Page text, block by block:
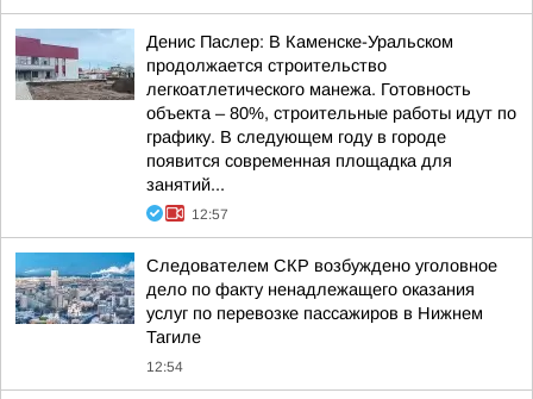
Денис Паслер: В Каменске-Уральском
продолжается строительство
легкоатлетического манежа. Готовность
объекта – 80%, строительные работы идут по
графику. В следующем году в городе
появится современная площадка для
занятий...
12:57
Следователем СКР возбуждено уголовное
дело по факту ненадлежащего оказания
услуг по перевозке пассажиров в Нижнем
Тагиле
12:54